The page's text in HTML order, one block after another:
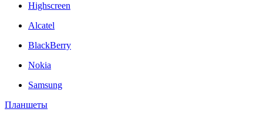
Highscreen
Alcatel
BlackBerry
Nokia
Samsung
Планшеты